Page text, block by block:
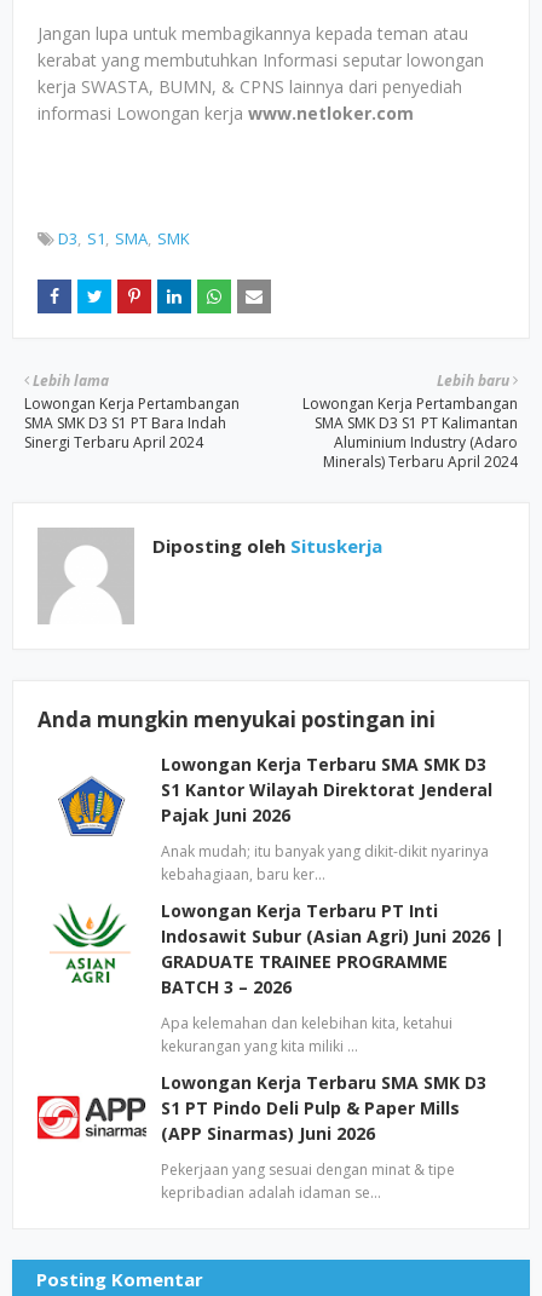
Jangan lupa untuk membagikannya kepada teman atau
kerabat yang membutuhkan Informasi seputar lowongan
kerja SWASTA, BUMN, & CPNS lainnya dari penyediah
informasi Lowongan kerja www.netloker.com
D3 S1 SMA SMK
Lebih baru
Lowongan Kerja Pertambangan
SMA SMK D3 S1 PT Kalimantan
Aluminium Industry (Adaro
Minerals) Terbaru April 2024
Lebih lama
Lowongan Kerja Pertambangan
SMA SMK D3 S1 PT Bara Indah
Sinergi Terbaru April 2024
Diposting oleh Situskerja
Anda mungkin menyukai postingan ini
Lowongan Kerja Terbaru SMA SMK D3
S1 Kantor Wilayah Direktorat Jenderal
Pajak Juni 2026
Anak mudah; itu banyak yang dikit-dikit nyarinya
kebahagiaan, baru ker…
Lowongan Kerja Terbaru PT Inti
Indosawit Subur (Asian Agri) Juni 2026 |
GRADUATE TRAINEE PROGRAMME
BATCH 3 – 2026
Apa kelemahan dan kelebihan kita, ketahui
kekurangan yang kita miliki …
Lowongan Kerja Terbaru SMA SMK D3
S1 PT Pindo Deli Pulp & Paper Mills
(APP Sinarmas) Juni 2026
Pekerjaan yang sesuai dengan minat & tipe
kepribadian adalah idaman se…
Posting Komentar